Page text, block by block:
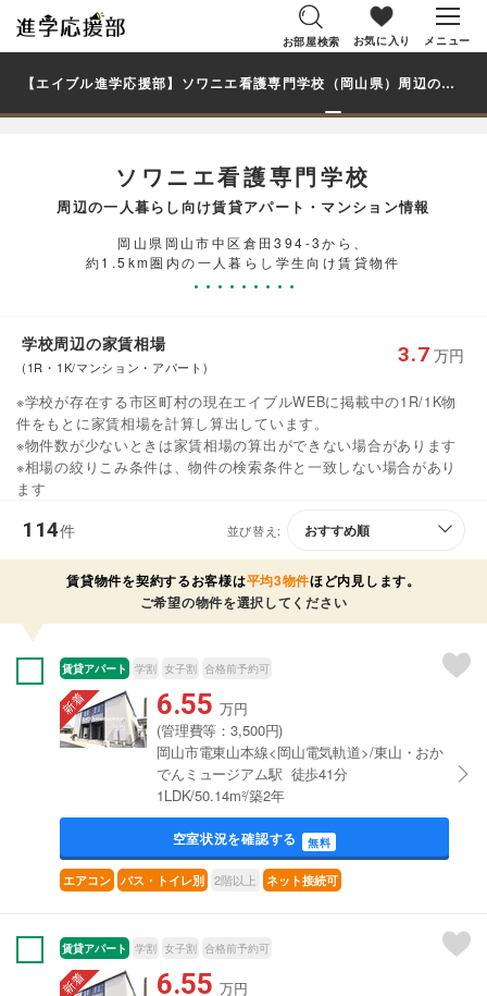
お部屋検索 お気に入り メニュー
【エイブル進学応援部】ソワニエ看護専門学校（岡山県）周辺の賃貸を探す｜学生・大学生の一人暮らし向け賃貸マンション・アパート
ソワニエ看護専門学校
周辺の一人暮らし向け賃貸アパート・マンション情報
岡山県岡山市中区倉田394-3から、
約1.5km圏内の一人暮らし学生向け賃貸物件
学校周辺の家賃相場
(1R・1K/マンション・アパート)
3.7 万円
※学校が存在する市区町村の現在エイブルWEBに掲載中の1R/1K物
件をもとに家賃相場を計算し算出しています。
※物件数が少ないときは家賃相場の算出ができない場合があります
※相場の絞りこみ条件は、物件の検索条件と一致しない場合があり
ます
114件 並び替え:
賃貸物件を契約するお客様は平均3物件ほど内見します。
ご希望の物件を選択してください
賃貸アパート 学割 女子割 合格前予約可
6.55 万円
(管理費等：3,500円)
岡山市電東山本線<岡山電気軌道>/東山・おか
でんミュージアム駅 徒歩41分
1LDK/50.14m²/築2年
空室状況を確認する 無料
エアコン バス・トイレ別 2階以上 ネット接続可
賃貸アパート 学割 女子割 合格前予約可
6.55 万円